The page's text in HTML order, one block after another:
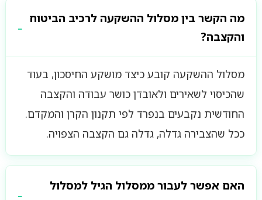
מה הקשר בין מסלול ההשקעה לרכיב הביטוח
והקצבה?
מסלול ההשקעה קובע כיצד מושקע החיסכון, בעוד
שהכיסוי לשאירים ולאובדן כושר עבודה והקצבה
החודשית נקבעים בנפרד לפי תקנון הקרן והמקדם.
ככל שהצבירה גדלה, גדלה גם הקצבה הצפויה.
האם אפשר לעבור ממסלול הגיל למסלול